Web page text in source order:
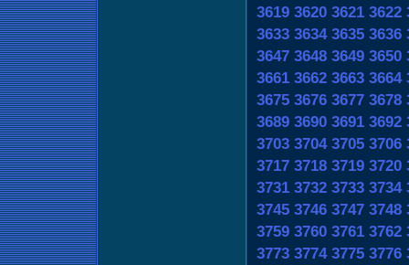
3619 3620 3621 3622
3633 3634 3635 3636
3647 3648 3649 3650
3661 3662 3663 3664
3675 3676 3677 3678
3689 3690 3691 3692
3703 3704 3705 3706
3717 3718 3719 3720
3731 3732 3733 3734
3745 3746 3747 3748
3759 3760 3761 3762
3773 3774 3775 3776